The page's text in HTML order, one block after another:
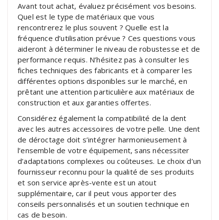
Avant tout achat, évaluez précisément vos besoins.
Quel est le type de matériaux que vous
rencontrerez le plus souvent ? Quelle est la
fréquence d’utilisation prévue ? Ces questions vous
aideront à déterminer le niveau de robustesse et de
performance requis. N’hésitez pas à consulter les
fiches techniques des fabricants et à comparer les
différentes options disponibles sur le marché, en
prêtant une attention particulière aux matériaux de
construction et aux garanties offertes.
Considérez également la compatibilité de la dent
avec les autres accessoires de votre pelle. Une dent
de déroctage doit s’intégrer harmonieusement à
l’ensemble de votre équipement, sans nécessiter
d’adaptations complexes ou coûteuses. Le choix d’un
fournisseur reconnu pour la qualité de ses produits
et son service après-vente est un atout
supplémentaire, car il peut vous apporter des
conseils personnalisés et un soutien technique en
cas de besoin.